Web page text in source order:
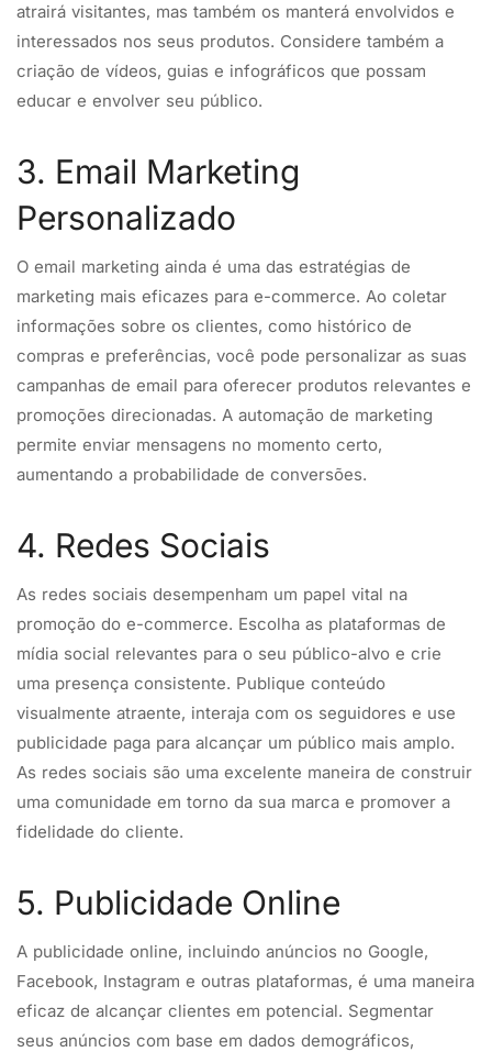
atrairá visitantes, mas também os manterá envolvidos e
interessados nos seus produtos. Considere também a
criação de vídeos, guias e infográficos que possam
educar e envolver seu público.
3. Email Marketing
Personalizado
O email marketing ainda é uma das estratégias de
marketing mais eficazes para e-commerce. Ao coletar
informações sobre os clientes, como histórico de
compras e preferências, você pode personalizar as suas
campanhas de email para oferecer produtos relevantes e
promoções direcionadas. A automação de marketing
permite enviar mensagens no momento certo,
aumentando a probabilidade de conversões.
4. Redes Sociais
As redes sociais desempenham um papel vital na
promoção do e-commerce. Escolha as plataformas de
mídia social relevantes para o seu público-alvo e crie
uma presença consistente. Publique conteúdo
visualmente atraente, interaja com os seguidores e use
publicidade paga para alcançar um público mais amplo.
As redes sociais são uma excelente maneira de construir
uma comunidade em torno da sua marca e promover a
fidelidade do cliente.
5. Publicidade Online
A publicidade online, incluindo anúncios no Google,
Facebook, Instagram e outras plataformas, é uma maneira
eficaz de alcançar clientes em potencial. Segmentar
seus anúncios com base em dados demográficos,